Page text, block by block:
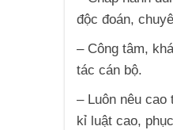
độc đoán,
– Công tâm,
tác cán bộ.
– Luôn nêu
kỉ luật cao,